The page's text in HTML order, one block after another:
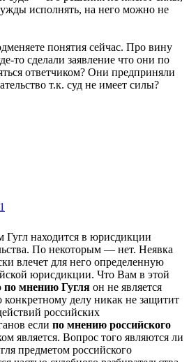
исполнять, на него можно не
понятия сейчас. Про вину
то сделали заявление что они по
ответчиком? Они предприняли
т.к. суд не имеет силы?
Гугл находится в юрисдикции
По некоторым — нет. Неявка
влечет для него определенную
юрисдикции. Что Вам в этой
по мнению Гугля он не является
конкретному делу никак не защитит
российских
если по мнению российского
является. Вопрос того являются ли
предметом российского